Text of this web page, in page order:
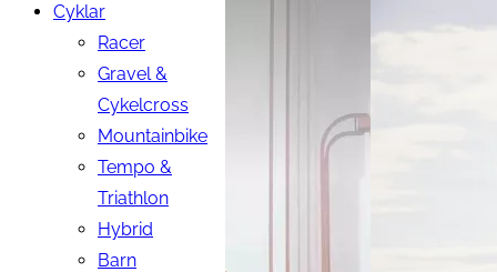
Cyklar
Racer
Gravel &
Cykelcross
Mountainbike
Tempo &
Triathlon
Hybrid
Barn